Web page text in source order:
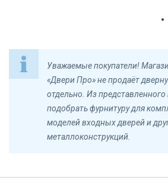
Уважаемые покупатели!
«Двери Про» не продаёт
отдельно. Из
подобрать фурнитуру для
моделей входных дверей и
металлоконструкций.